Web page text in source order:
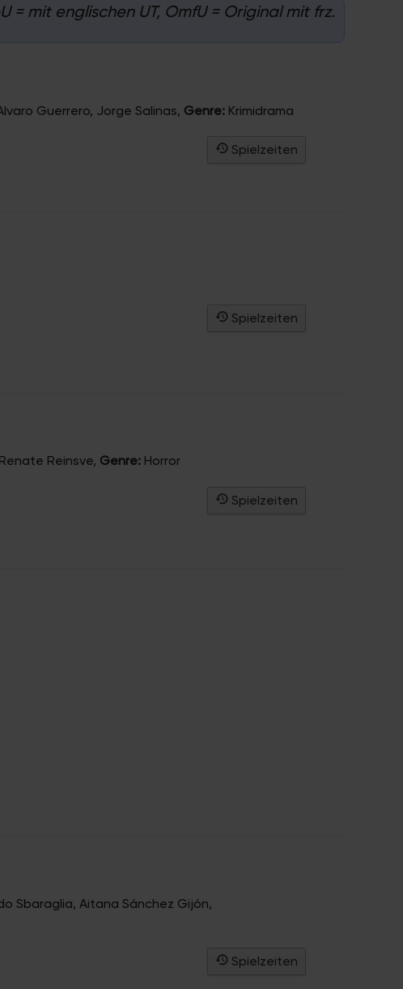
= mit englischen UT, OmfU = Original mit frz.
Guerrero, Jorge Salinas, Genre: Krimidrama
Spielzeiten
Spielzeiten
Reinsve, Genre: Horror
Spielzeiten
Sbaraglia, Aitana Sánchez Gijón,
Spielzeiten